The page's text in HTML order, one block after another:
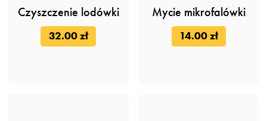
Czyszczenie lodówki
32.00 zł
Mycie mikrofalówki
14.00 zł